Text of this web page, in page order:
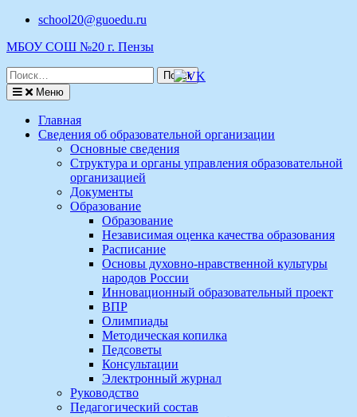
Перейти
содержимому
school20@guoedu.ru
МБОУ СОШ №20 г. Пензы
Поиск
по:
Меню
Главная
Сведения об образовательной организации
Основные сведения
Структура и органы управления образовательной
организацией
Документы
Образование
Образование
Независимая оценка качества образования
Расписание
Основы духовно-нравственной культуры
народов России
Инновационный образовательный проект
ВПР
Олимпиады
Методическая копилка
Педсоветы
Консультации
Электронный журнал
Руководство
Педагогический состав